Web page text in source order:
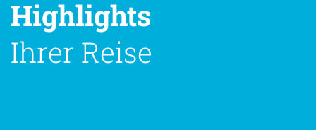
Highlights
Ihrer Reise